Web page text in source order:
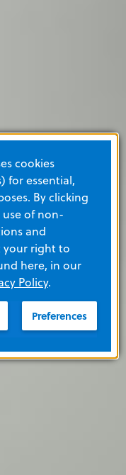
cookies
for essential,
By clicking
use of non-
and
right to
here, in our
Policy.
Preferences